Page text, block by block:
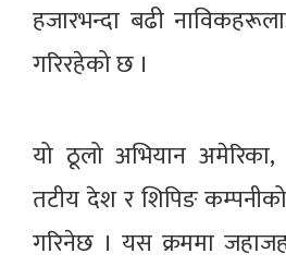
हजारभन्दा बढी
गरिरहेको छ ।
यो ठूलो अभियान अमेरिका,
तटीय देश र शिपिङ
गरिनेछ । यस क्रममा